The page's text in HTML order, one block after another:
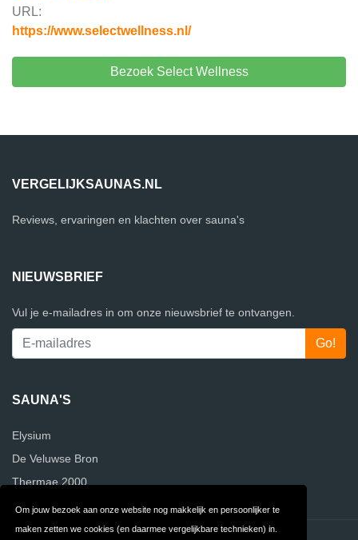
Om jouw bezoek aan onze website nog makkelijk en persoonlijker te
maken zetten we cookies (en daarmee vergelijkbare technieken) in.
URL:
https://www.selectwellness.nl/
Bezoek Select Wellness
VERGELIJKSAUNAS.NL
Reviews, ervaringen en klachten over sauna's
NIEUWSBRIEF
Vul je e-mailadres in om onze nieuwsbrief te ontvangen.
SAUNA'S
Elysium
De Veluwse Bron
Thermae 2000